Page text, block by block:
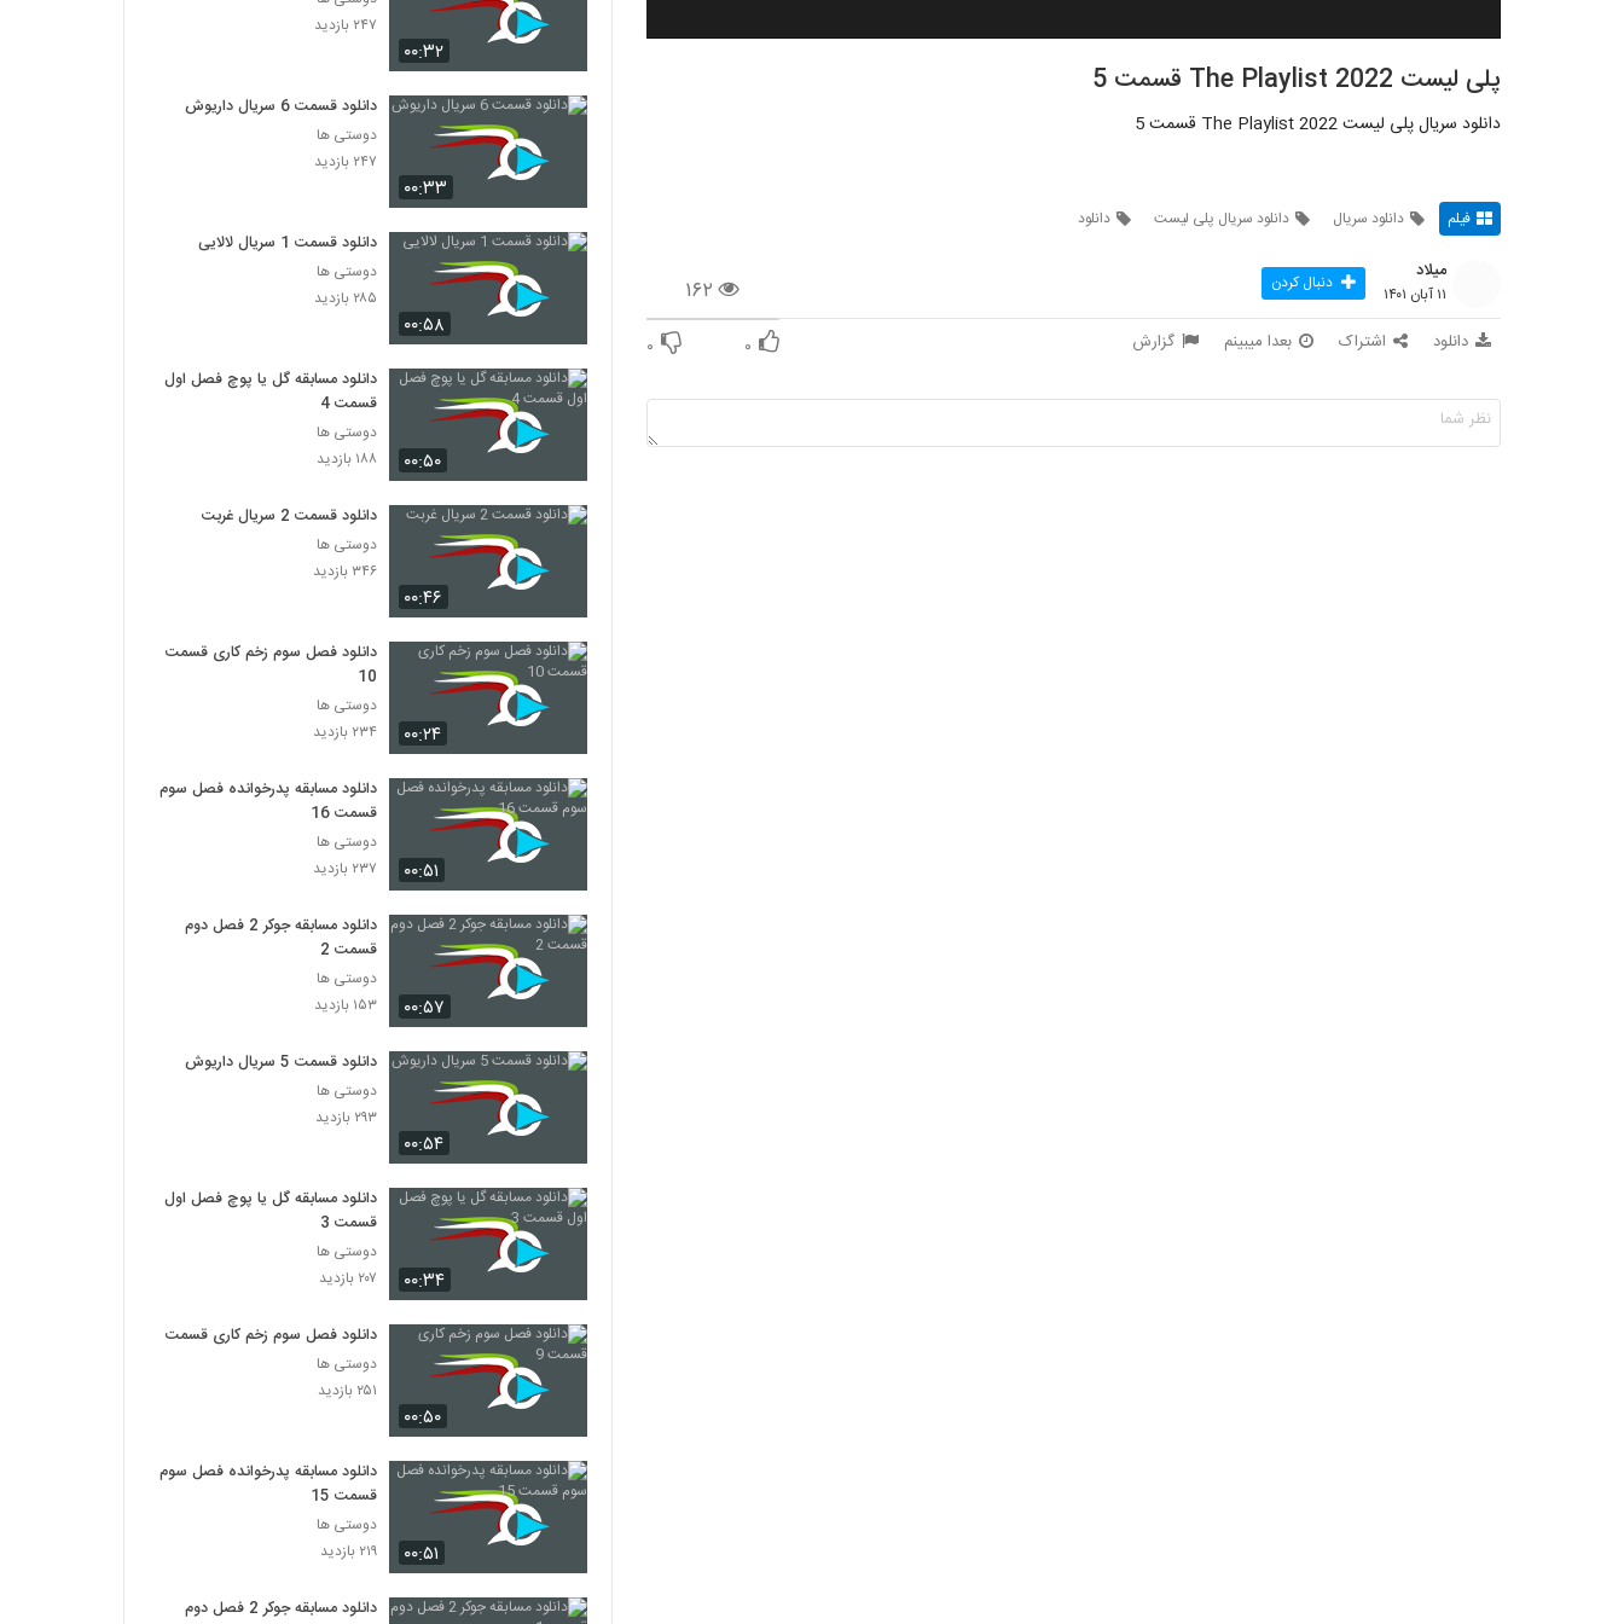
پلی لیست The Playlist 2022 قسمت 5
دانلود سریال پلی لیست The Playlist 2022 قسمت 5
فیلم دانلود سریال دانلود سریال پلی لیست دانلود
۱۶۲
میلاد
۱۱ آبان ۱۴۰۱ دنبال کردن
دانلود اشتراک بعدا میبینم گزارش ۰ ۰
۰۰:۳۲
۲۴۷ بازدید
۰۰:۳۳
دانلود قسمت 6 سریال داریوش
دوستی ها
۲۴۷ بازدید
۰۰:۵۸
دانلود قسمت 1 سریال لالایی
دوستی ها
۲۸۵ بازدید
۰۰:۵۰
دانلود مسابقه گل یا پوچ فصل اول
قسمت 4
دوستی ها
۱۸۸ بازدید
۰۰:۴۶
دانلود قسمت 2 سریال غربت
دوستی ها
۳۴۶ بازدید
۰۰:۲۴
دانلود فصل سوم زخم کاری قسمت
10
دوستی ها
۲۳۴ بازدید
۰۰:۵۱
دانلود مسابقه پدرخوانده فصل سوم
قسمت 16
دوستی ها
۲۳۷ بازدید
۰۰:۵۷
دانلود مسابقه جوکر 2 فصل دوم
قسمت 2
دوستی ها
۱۵۳ بازدید
۰۰:۵۴
دانلود قسمت 5 سریال داریوش
دوستی ها
۲۹۳ بازدید
۰۰:۳۴
دانلود مسابقه گل یا پوچ فصل اول
قسمت 3
دوستی ها
۲۰۷ بازدید
۰۰:۵۰
دانلود فصل سوم زخم کاری قسمت 9
دوستی ها
۲۵۱ بازدید
۰۰:۵۱
دانلود مسابقه پدرخوانده فصل سوم
قسمت 15
دوستی ها
۲۱۹ بازدید
دانلود مسابقه جوکر 2 فصل دوم